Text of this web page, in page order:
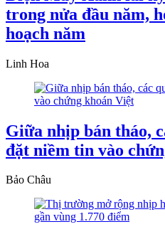
trong nửa đầu năm,
hoạch năm
Linh Hoa
Giữa nhịp bán tháo,
đặt niềm tin vào
Bảo Châu